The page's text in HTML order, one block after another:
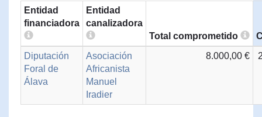
Entidad
financiadora
Entidad
canalizadora
Total comprometido
Diputación
Foral de
Álava
Asociación
Africanista
Manuel
Iradier
8.000,00 €